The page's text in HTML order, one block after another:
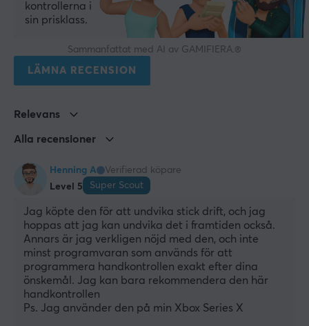
kontrollerna i
sin prisklass.
Sammanfattat med AI av GAMIFIERA.®
LÄMNA RECENSION
Relevans
Alla recensioner
Henning A
Verifierad köpare
Level 5
Super Scout
Jag köpte den för att undvika stick drift, och jag
hoppas att jag kan undvika det i framtiden också.
Annars är jag verkligen nöjd med den, och inte
minst programvaran som används för att
programmera handkontrollen exakt efter dina
önskemål. Jag kan bara rekommendera den här
handkontrollen
Ps. Jag använder den på min Xbox Series X